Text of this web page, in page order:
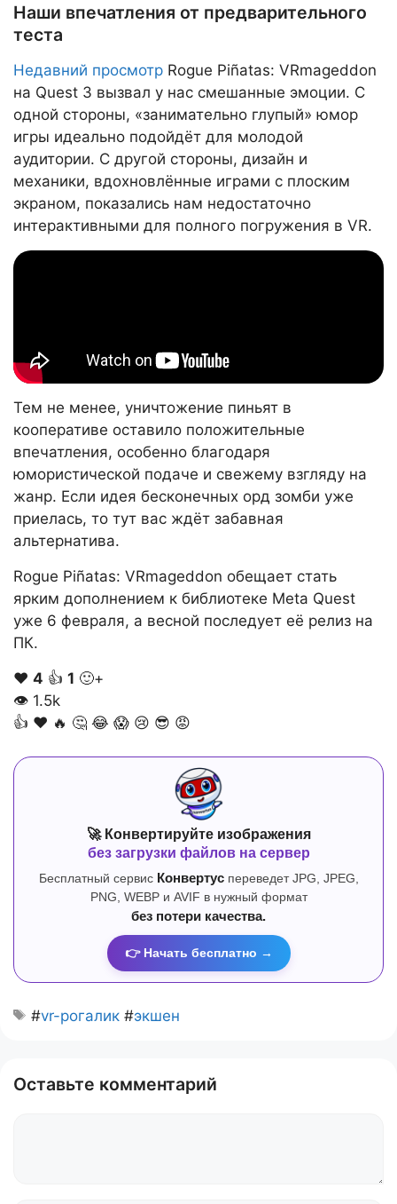
Наши впечатления от предварительного
теста
Недавний просмотр Rogue Piñatas: VRmageddon
на Quest 3 вызвал у нас смешанные эмоции. С
одной стороны, «занимательно глупый» юмор
игры идеально подойдёт для молодой
аудитории. С другой стороны, дизайн и
механики, вдохновлённые играми с плоским
экраном, показались нам недостаточно
интерактивными для полного погружения в VR.
Тем не менее, уничтожение пиньят в
кооперативе оставило положительные
впечатления, особенно благодаря
юмористической подаче и свежему взгляду на
жанр. Если идея бесконечных орд зомби уже
приелась, то тут вас ждёт забавная
альтернатива.
Rogue Piñatas: VRmageddon обещает стать
ярким дополнением к библиотеке Meta Quest
уже 6 февраля, а весной последует её релиз на
ПК.
❤️ 4 👍 1 🙂+
👁 1.5k
👍 ❤️ 🔥 🤔 😂 😱 😢 😎 😡
🚀 Конвертируйте изображения
без загрузки файлов на сервер
Бесплатный сервис Конвертуспереведет JPG, JPEG,
PNG, WEBP и AVIF в нужный формат
без потери качества.
👉 Начать бесплатно →
#vr-рогалик #экшен
Оставьте комментарий